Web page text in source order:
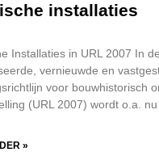
installaties
Installaties in URL 2007 In
vernieuwde en
voor bouwhistorisch
(URL 2007) wordt o.a.
»